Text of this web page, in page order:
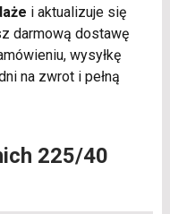
i aktualizuje się
darmową dostawę
wysyłkę
na zwrot i pełną
225/40